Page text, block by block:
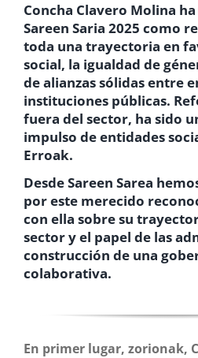
Concha Clavero Molina
Sareen Saria 2025 como
toda una trayectoria en
social, la igualdad de
de alianzas sólidas entre
instituciones públicas.
fuera del sector, ha sido
impulso de entidades
Erroak.
DesdeSareen Sarea
por este merecido
con ella sobre su
sector y el papel de las
construcción de una
colaborativa.
En primer lugar, zorionak,